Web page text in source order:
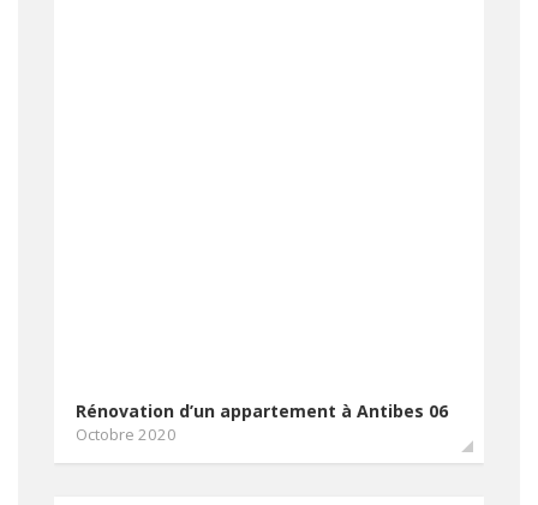
Rénovation d’un appartement à Antibes 06
Octobre 2020